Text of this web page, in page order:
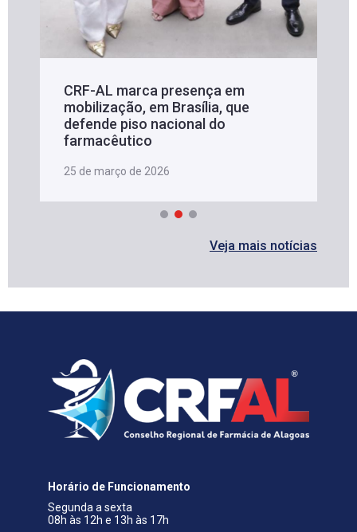
CRF-AL marca presença em
mobilização, em Brasília, que
defende piso nacional do
farmacêutico
25 de março de 2026
Veja mais notícias
Horário de Funcionamento
Segunda a sexta
08h às 12h e 13h às 17h